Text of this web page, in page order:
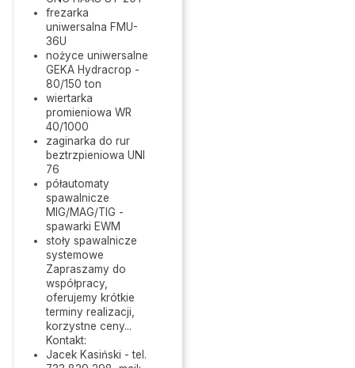
frezarka
uniwersalna FMU-
36U
nożyce uniwersalne
GEKA Hydracrop -
80/150 ton
wiertarka
promieniowa WR
40/1000
zaginarka do rur
beztrzpieniowa UNI
76
półautomaty
spawalnicze
MIG/MAG/TIG -
spawarki EWM
stoły spawalnicze
systemowe
Zapraszamy do
współpracy,
oferujemy krótkie
terminy realizacji,
korzystne ceny...
Kontakt:
Jacek Kasiński - tel.